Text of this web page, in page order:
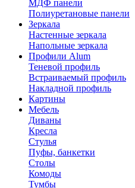
МДФ панели
Полиуретановые панели
Зеркала
Настенные зеркала
Напольные зеркала
Профили Alum
Теневой профиль
Встраиваемый профиль
Накладной профиль
Картины
Мебель
Диваны
Кресла
Стулья
Пуфы, банкетки
Столы
Комоды
Тумбы